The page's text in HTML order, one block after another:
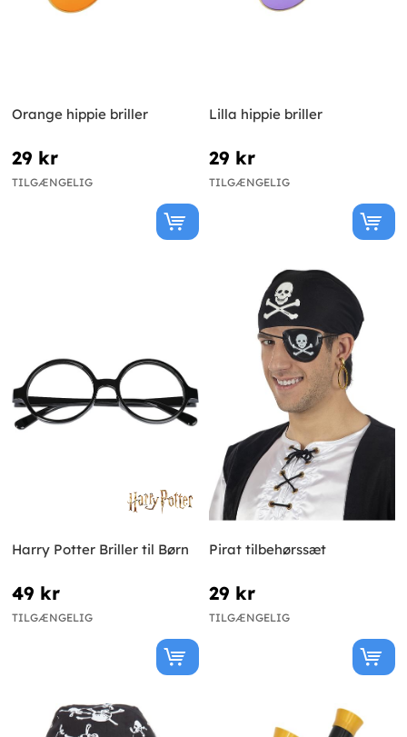
Orange hippie briller
29 kr
TILGÆNGELIG
Lilla hippie briller
29 kr
TILGÆNGELIG
Harry Potter Briller til Børn
49 kr
TILGÆNGELIG
Pirat tilbehørssæt
29 kr
TILGÆNGELIG